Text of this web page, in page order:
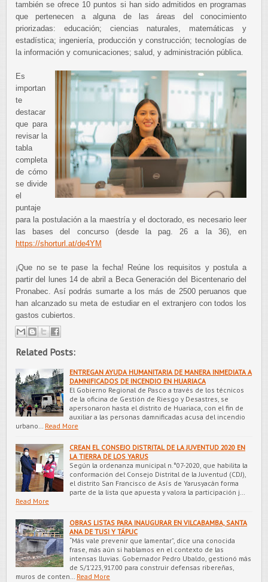
también se ofrece 10 puntos si han sido admitidos en programas
que pertenecen a alguna de las áreas del conocimiento
priorizadas: educación; ciencias naturales, matemáticas y
estadística; ingeniería, producción y construcción; tecnologías de
la información y comunicaciones; salud, y administración pública.
Es
importan
te
destacar
que para
revisar la
tabla
completa
de cómo
se divide
el
puntaje
para la postulación a la maestría y el doctorado, es necesario leer
las bases del concurso (desde la pag. 26 a la 36), en
https://shorturl.at/de4YM
¡Que no se te pase la fecha! Reúne los requisitos y postula a
partir del lunes 14 de abril a Beca Generación del Bicentenario del
Pronabec. Así podrás sumarte a los más de 2500 peruanos que
han alcanzado su meta de estudiar en el extranjero con todos los
gastos cubiertos.
Related Posts:
ENTREGAN AYUDA HUMANITARIA DE MANERA INMEDIATA A
DAMNIFICADOS DE INCENDIO EN HUARIACA
El Gobierno Regional de Pasco a través de los técnicos
de la oficina de Gestión de Riesgo y Desastres, se
apersonaron hasta el distrito de Huariaca, con el fin de
auxiliar a las personas damnificadas acusa del incendio
urbano…
Read More
CREAN EL CONSEJO DISTRITAL DE LA JUVENTUD 2020 EN
LA TIERRA DE LOS YARUS
Según la ordenanza municipal n.°07-2020, que habilita la
conformación del Consejo Distrital de la Juventud (CDJ),
el distrito San Francisco de Asís de Yarusyacán forma
parte de la lista que apuesta y valora la participación j…
Read More
OBRAS LISTAS PARA INAUGURAR EN VILCABAMBA, SANTA
ANA DE TUSI Y TÁPUC
“Más vale prevenir que lamentar”, dice una conocida
frase, más aún si hablamos en el contexto de las
intensas lluvias. Gobernador Pedro Ubaldo, gestionó más
de S/1’223,917.00 para construir defensas ribereñas,
muros de conten…
Read More